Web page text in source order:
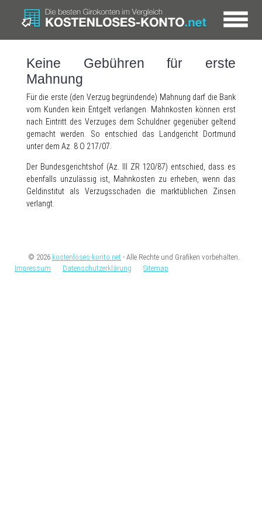
Keine Gebühren für erste
Mahnung
Für die erste (den Verzug begründende) Mahnung darf die Bank
vom Kunden kein Entgelt verlangen. Mahnkosten können erst
nach Eintritt des Verzuges dem Schuldner gegenüber geltend
gemacht werden. So entschied das Landgericht Dortmund
unter dem Az. 8 O 217/07.
Der Bundesgerichtshof (Az. III ZR 120/87) entschied, dass es
ebenfalls unzulässig ist, Mahnkosten zu erheben, wenn das
Geldinstitut als Verzugsschaden die marktüblichen Zinsen
verlangt.
© 2026 kostenloses-konto.net - Alle Rechte und Grafiken vorbehalten.
Impressum
Datenschutzerklärung Sitemap